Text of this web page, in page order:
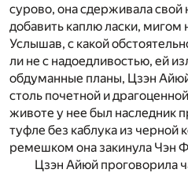
сурово, она сдерживала свой
добавить каплю ласки, мигом
Услышав, с какой
ли не с надоедливостью, ей
обдуманные планы, Цзэн
столь почетной и
животе у нее был наследник
туфле без каблука из черной
ремешком она закинула Чэн
Цзэн Айюй проговорила